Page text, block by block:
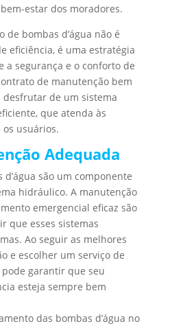
estar dos moradores.
bombas d’água não é
eficiência, é uma estratégia
a segurança e o conforto de
de manutenção bem
de um sistema
que atenda às
os usuários.
Adequada
d’água são um componente
hidráulico. A manutenção
emergencial eficaz são
que esses sistemas
Ao seguir as melhores
e escolher um serviço de
garantir que seu
esteja sempre bem
das bombas d’água no